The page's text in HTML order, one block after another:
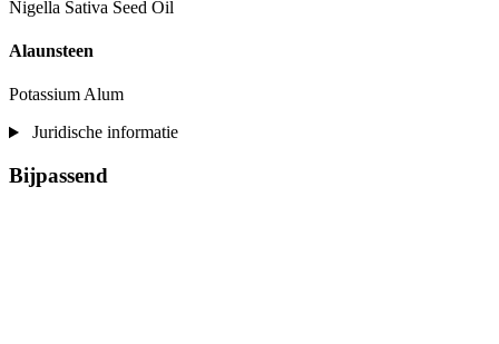
Nigella Sativa Seed Oil
Alaunsteen
Potassium Alum
Juridische informatie
Bijpassend